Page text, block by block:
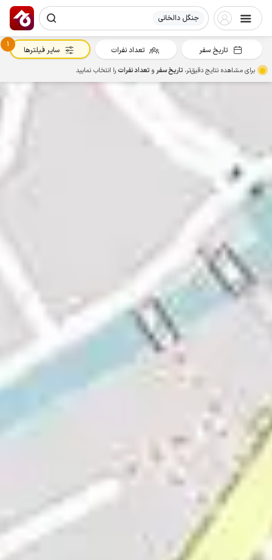
جنگل دالخانی
تاریخ سفر تعداد نفرات
1
سایر فیلترها
برای مشاهده نتایج دقیق‌تر، تاریخ سفرو تعداد نفراترا انتخاب نمایید